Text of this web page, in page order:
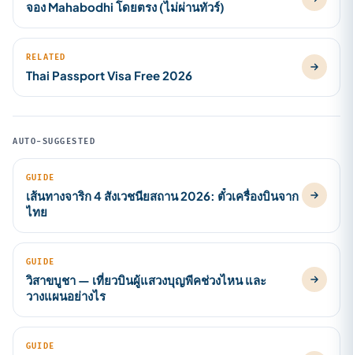
จอง Mahabodhi โดยตรง (ไม่ผ่านทัวร์)
RELATED
Thai Passport Visa Free 2026
AUTO-SUGGESTED
GUIDE
เส้นทางจาริก 4 สังเวชนียสถาน 2026: ตั๋วเครื่องบินจาก
ไทย
GUIDE
วิสาขบูชา — เที่ยวบินผู้แสวงบุญพีคช่วงไหน และ
วางแผนอย่างไร
GUIDE